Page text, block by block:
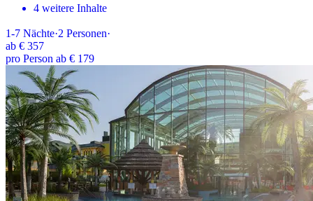
4 weitere Inhalte
1-7 Nächte·2 Personen·
ab € 357
pro Person ab € 179